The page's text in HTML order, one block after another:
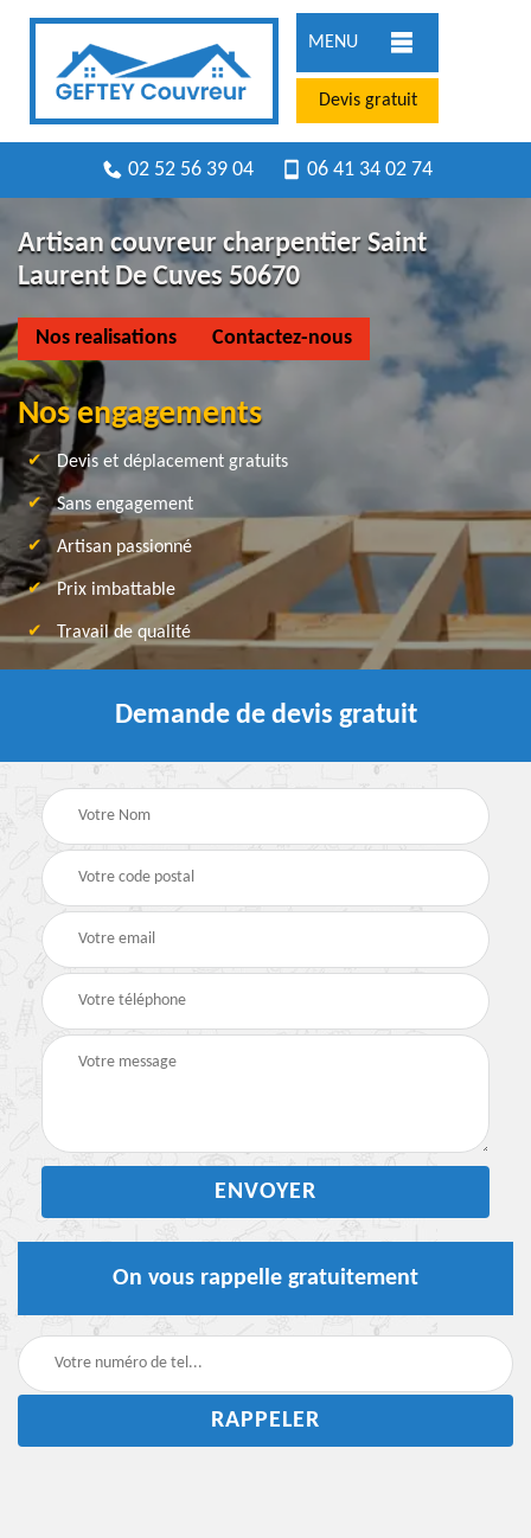
MENU
Devis gratuit
02 52 56 39 04 06 41 34 02 74
Artisan couvreur charpentier Saint
Laurent De Cuves 50670
Nos realisations Contactez-nous
Nos engagements
Devis et déplacement gratuits
Sans engagement
Artisan passionné
Prix imbattable
Travail de qualité
Demande de devis gratuit
On vous rappelle gratuitement